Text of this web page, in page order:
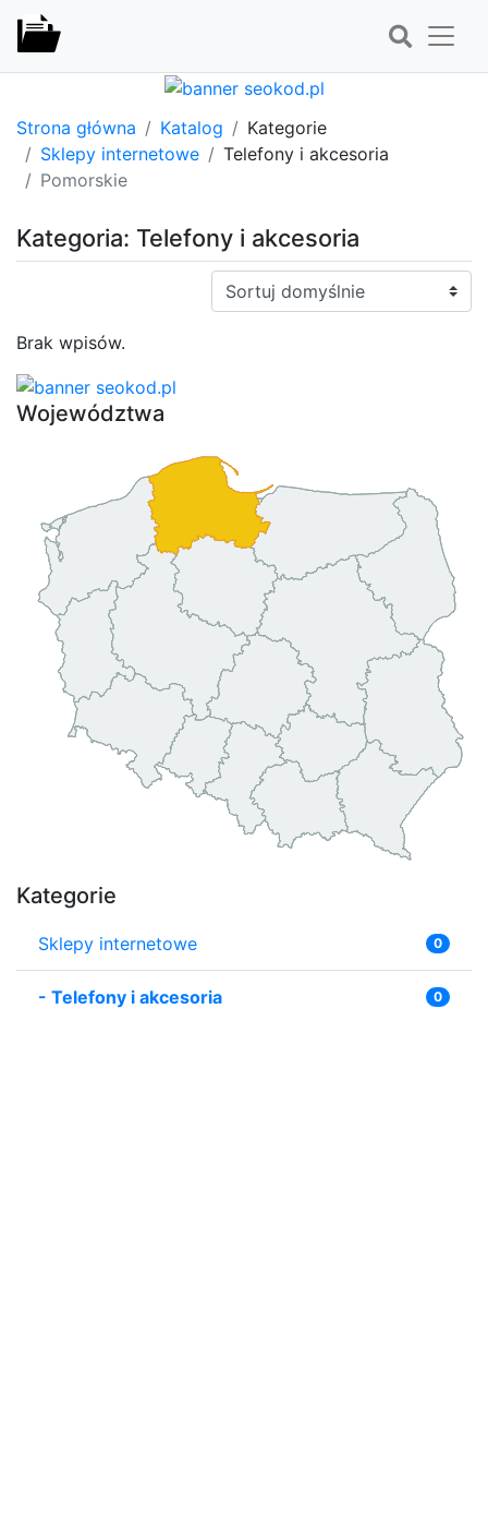
Strona główna Katalog
Kategorie
Sklepy internetowe
Telefony i akcesoria
Pomorskie
Kategoria: Telefony i akcesoria
Sortuj:
Brak wpisów.
Województwa
Kategorie
Sklepy internetowe 0
- Telefony i akcesoria 0